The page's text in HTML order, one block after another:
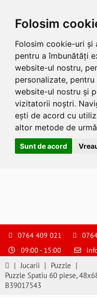
Folosim
Folosim cookie-uri și
pentru a îmbunătăți
website-ul nostru,
personalizate,
website-ul nostru și
vizitatorii noștri.
ești de acord cu
altor metode de
Sunt de acord
S
pentru
suna
0764409021
0764 409 021
09:00 - 15:00
| Jucarii | Puzzle |
Puzzle Spatiu 60 piese,
B39017543